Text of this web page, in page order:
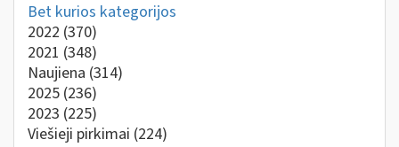
Bet kurios kategorijos
2022 (370)
2021 (348)
Naujiena (314)
2025 (236)
2023 (225)
Viešieji pirkimai (224)